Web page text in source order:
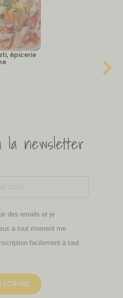
épicerie
newsletter
des emails et je
à tout moment me
facilement à tout